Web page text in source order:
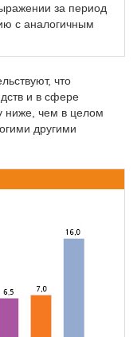
за период
с аналогичным
что
и в сфере
ниже, чем в целом
другими